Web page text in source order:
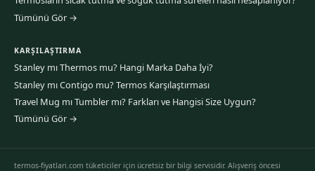
Tümünü Gör →
KARŞILAŞTIRMA
Stanley mı Thermos mu? Hangi Marka Daha İyi?
Stanley mı Contigo mu? Termos Karşılaştırması
Travel Mug mı Tumbler mı? Farkları ve Hangisi Size Uygun?
Tümünü Gör →
termos-fiyatlari.com tüketiciler için ücretsiz bir bilgi servisidir. Alışveriş öncesi